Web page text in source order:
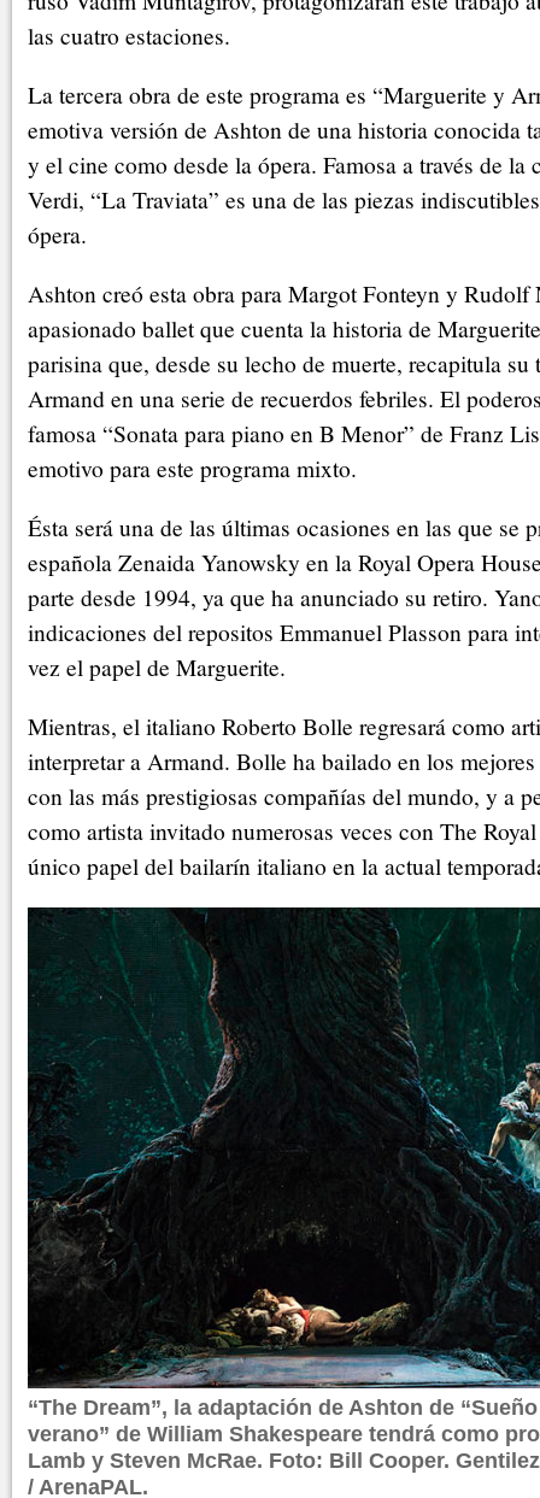
las cuatro estaciones.
La tercera obra de este programa es “Marguerite y
emotiva versión de Ashton de una historia conocida
y el cine como desde la ópera. Famosa a través de la
Verdi, “La Traviata” es una de las piezas
ópera.
Ashton creó esta obra para Margot Fonteyn y Rudolf
apasionado ballet que cuenta la historia de
parisina que, desde su lecho de muerte, recapitula
Armand en una serie de recuerdos febriles. El
famosa “Sonata para piano en B Menor” de Franz
emotivo para este programa mixto.
Ésta será una de las últimas ocasiones en las que se
española Zenaida Yanowsky en la Royal Opera
parte desde 1994, ya que ha anunciado su retiro.
indicaciones del repositos Emmanuel Plasson para
vez el papel de Marguerite.
Mientras, el italiano Roberto Bolle regresará como
interpretar a Armand. Bolle ha bailado en los
con las más prestigiosas compañías del mundo, y a
como artista invitado numerosas veces con The
único papel del bailarín italiano en la actual
“The Dream”, la adaptación de Ashton de
verano” de William Shakespeare tendrá como
Lamb y Steven McRae. Foto: Bill Cooper.
/ ArenaPAL.